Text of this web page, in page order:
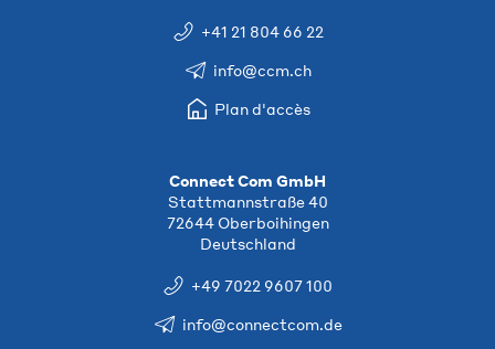
+41 21 804 66 22
info@ccm.ch
Plan d'accès
Connect Com GmbH
Stattmannstraße 40
72644 Oberboihingen
Deutschland
+49 7022 9607 100
info@connectcom.de